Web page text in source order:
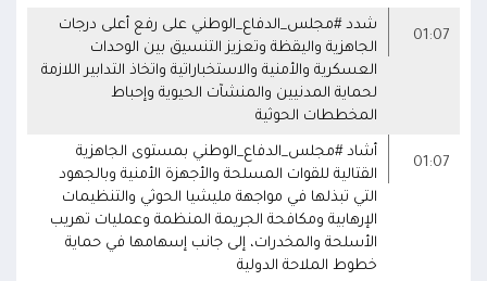
01:07
شدد #مجلس_الدفاع_الوطني على رفع أعلى درجات
الجاهزية واليقظة وتعزيز التنسيق بين الوحدات
العسكرية والأمنية والاستخباراتية واتخاذ التدابير اللازمة
لحماية المدنيين والمنشآت الحيوية وإحباط
المخططات الحوثية
01:07
أشاد #مجلس_الدفاع_الوطني بمستوى الجاهزية
القتالية للقوات المسلحة والأجهزة الأمنية وبالجهود
التي تبذلها في مواجهة مليشيا الحوثي والتنظيمات
الإرهابية ومكافحة الجريمة المنظمة وعمليات تهريب
الأسلحة والمخدرات، إلى جانب إسهامها في حماية
خطوط الملاحة الدولية